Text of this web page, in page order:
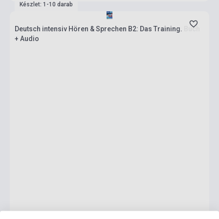
Készlet: 1-10 darab
Deutsch intensiv Hören & Sprechen B2: Das Training. Buch
+ Audio